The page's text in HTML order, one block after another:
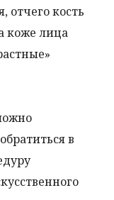
кость
коже лица
в